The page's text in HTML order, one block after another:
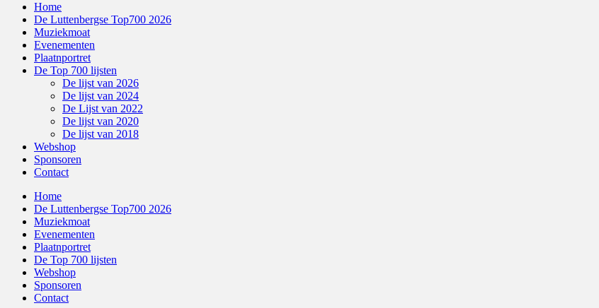
Home
De Luttenbergse Top700 2026
Muziekmoat
Evenementen
Plaatnportret
De Top 700 lijsten
De lijst van 2026
De lijst van 2024
De Lijst van 2022
De lijst van 2020
De lijst van 2018
Webshop
Sponsoren
Contact
Home
De Luttenbergse Top700 2026
Muziekmoat
Evenementen
Plaatnportret
De Top 700 lijsten
Webshop
Sponsoren
Contact